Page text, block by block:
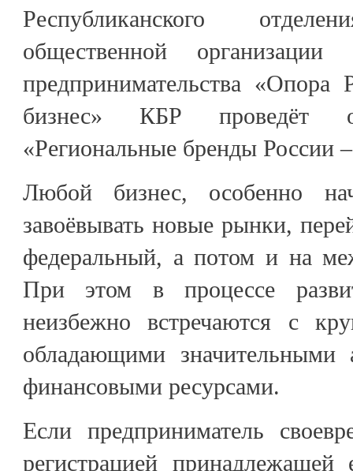
Республиканского
общественной
предпринимательства
бизнес» КБР проведёт
«Региональные бренды России
Любой бизнес, особенно
завоёвывать новые рынки,
федеральный, а потом и на
При этом в процессе
неизбежно встречаются с
обладающими значительными
финансовыми ресурсами.
Если предприниматель
регистрацией принадлежащей